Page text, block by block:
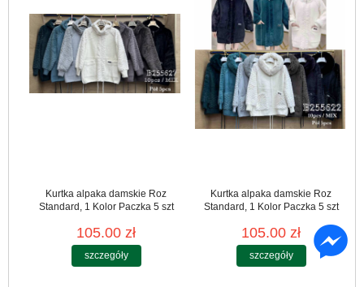
Kurtka alpaka damskie Roz
Standard, 1 Kolor Paczka 5 szt
105.00 zł
szczegóły
Kurtka alpaka damskie Roz
Standard, 1 Kolor Paczka 5 szt
105.00 zł
szczegóły